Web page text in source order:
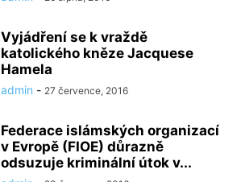
Vyjádření se k vraždě
katolického kněze Jacquese
Hamela
admin - 27 července, 2016
Federace islámských organizací
v Evropě (FIOE) důrazně
odsuzuje kriminální útok v...